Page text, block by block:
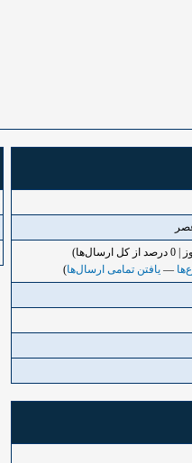
— یافتن تمامی ارسال‌ها)